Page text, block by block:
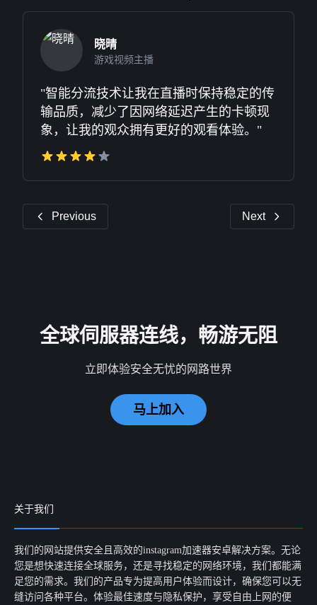
晓晴
游戏视频主播
"智能分流技术让我在直播时保持稳定的传
输品质，减少了因网络延迟产生的卡顿现
象，让我的观众拥有更好的观看体验。"
Previous Next
全球伺服器连线，畅游无阻
立即体验安全无忧的网路世界
马上加入
关于我们
我们的网站提供安全且高效的instagram加速器安卓解决方案。无论
您是想快速连接全球服务，还是寻找稳定的网络环境，我们都能满
足您的需求。我们的产品专为提高用户体验而设计，确保您可以无
缝访问各种平台。体验最佳速度与隐私保护，享受自由上网的便